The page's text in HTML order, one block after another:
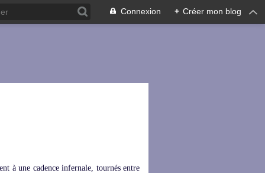
Connexion + Créer mon blog
à une cadence infernale, tournés entre